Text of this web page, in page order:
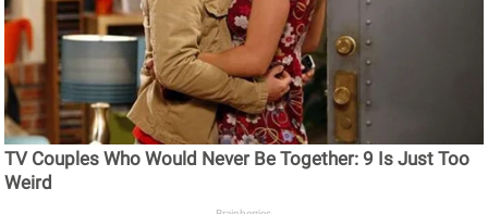
TV Couples Who Would Never Be Together: 9 Is Just Too
Weird